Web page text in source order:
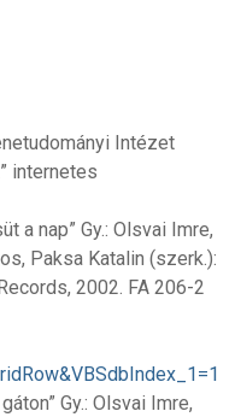
Intézet
internetes
a nap” Gy.: Olsvai Imre,
Paksa Katalin (szerk.):
2002. FA 206-2
Gy.: Olsvai Imre,